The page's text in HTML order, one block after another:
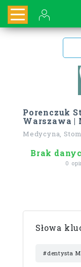
Porenczuk
Warszawa |
Medycyna,
Brak
0
Słowa
#dentysta